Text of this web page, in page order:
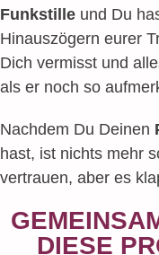
Funkstille und Du
Hinauszögern eurer
Dich vermisst und
als er noch so
Nachdem Du Deinen
hast, ist nichts mehr
vertrauen, aber es
DIESE